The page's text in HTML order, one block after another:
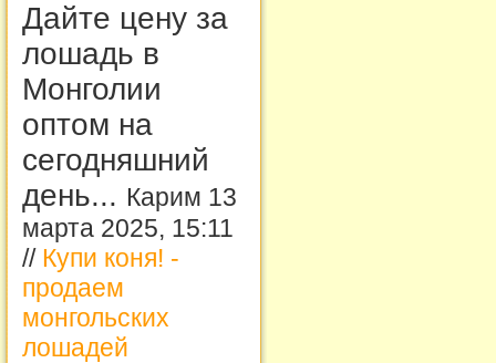
Дайте цену за
лошадь в
Монголии
оптом на
сегодняшний
день... Карим 13
марта 2025, 15:11
// Купи коня! -
продаем
монгольских
лошадей